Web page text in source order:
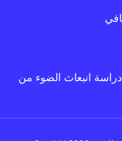
دراسة انبعاث الضوء من